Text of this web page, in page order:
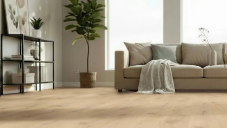
PARQUET MASSIF
PARQUET HUILÉ
PARQUET EN BOIS
BRUT
ACCESSOIRES